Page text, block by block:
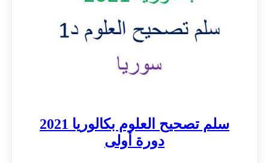
سلم تصحيح العلوم بكالوريا 2021
دورة أولى